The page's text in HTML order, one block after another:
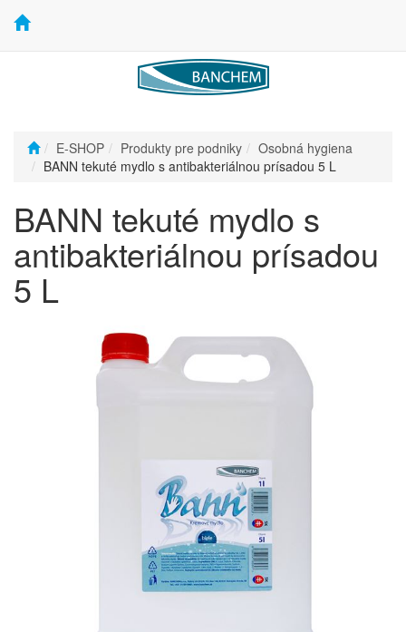
E-SHOP Produkty pre podniky
Osobná hygiena
BANN tekuté mydlo s antibakteriálnou prísadou 5 L
BANN tekuté mydlo s
antibakteriálnou prísadou
5 L